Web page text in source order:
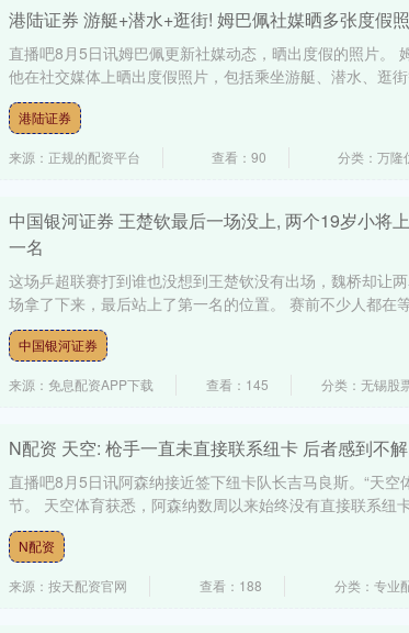
港陆证券 游艇+潜水+逛街! 姆巴佩社媒晒多张度假
直播吧8月5日讯姆巴佩更新社媒动态，晒出度假的照片。
他在社交媒体上晒出度假照片，包括乘坐游艇、潜水、逛
港陆证券
来源：正规的配资平台 查看：90 分类：万隆
中国银河证券 王楚钦最后一场没上, 两个19岁小将
一名
这场乒超联赛打到谁也没想到王楚钦没有出场，魏桥却让
场拿了下来，最后站上了第一名的位置。 赛前不少人都在
中国银河证券
来源：免息配资APP下载 查看：145 分类：无锡股
N配资 天空: 枪手一直未直接联系纽卡 后者感到不
直播吧8月5日讯阿森纳接近签下纽卡队长吉马良斯。“天空
节。 天空体育获悉，阿森纳数周以来始终没有直接联系纽
N配资
来源：按天配资官网 查看：188 分类：专业
14311.01 200.89